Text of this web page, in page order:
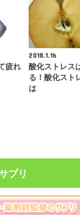
疲れ
2018.1.16
酸化ストレス
る！酸化スト
は
プリ